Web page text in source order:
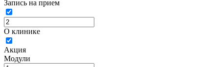
Запись на прием
О клинике
Акция
Модули